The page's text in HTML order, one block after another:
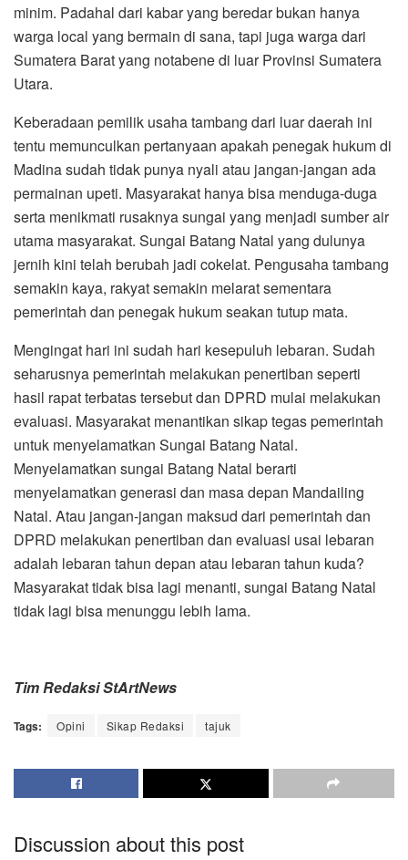
minim. Padahal dari kabar yang beredar bukan hanya
warga local yang bermain di sana, tapi juga warga dari
Sumatera Barat yang notabene di luar Provinsi Sumatera
Utara.
Keberadaan pemilik usaha tambang dari luar daerah ini
tentu memunculkan pertanyaan apakah penegak hukum di
Madina sudah tidak punya nyali atau jangan-jangan ada
permainan upeti. Masyarakat hanya bisa menduga-duga
serta menikmati rusaknya sungai yang menjadi sumber air
utama masyarakat. Sungai Batang Natal yang dulunya
jernih kini telah berubah jadi cokelat. Pengusaha tambang
semakin kaya, rakyat semakin melarat sementara
pemerintah dan penegak hukum seakan tutup mata.
Mengingat hari ini sudah hari kesepuluh lebaran. Sudah
seharusnya pemerintah melakukan penertiban seperti
hasil rapat terbatas tersebut dan DPRD mulai melakukan
evaluasi. Masyarakat menantikan sikap tegas pemerintah
untuk menyelamatkan Sungai Batang Natal.
Menyelamatkan sungai Batang Natal berarti
menyelamatkan generasi dan masa depan Mandailing
Natal. Atau jangan-jangan maksud dari pemerintah dan
DPRD melakukan penertiban dan evaluasi usai lebaran
adalah lebaran tahun depan atau lebaran tahun kuda?
Masyarakat tidak bisa lagi menanti, sungai Batang Natal
tidak lagi bisa menunggu lebih lama.
Tim Redaksi StArtNews
Tags: Opini Sikap Redaksi tajuk
Discussion about this post